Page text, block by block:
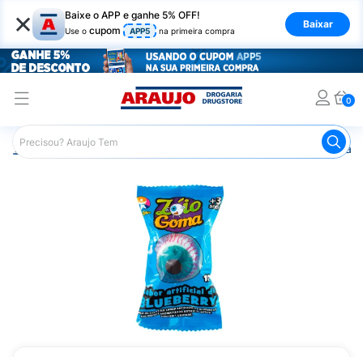
× Baixe o APP e ganhe 5% OFF!
Use o cupom APP5 na primeira compra
Baixar
0
Araujo Mercado